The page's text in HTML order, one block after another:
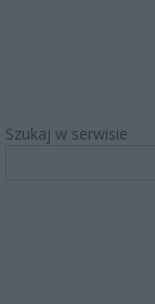
Szukaj w serwisie